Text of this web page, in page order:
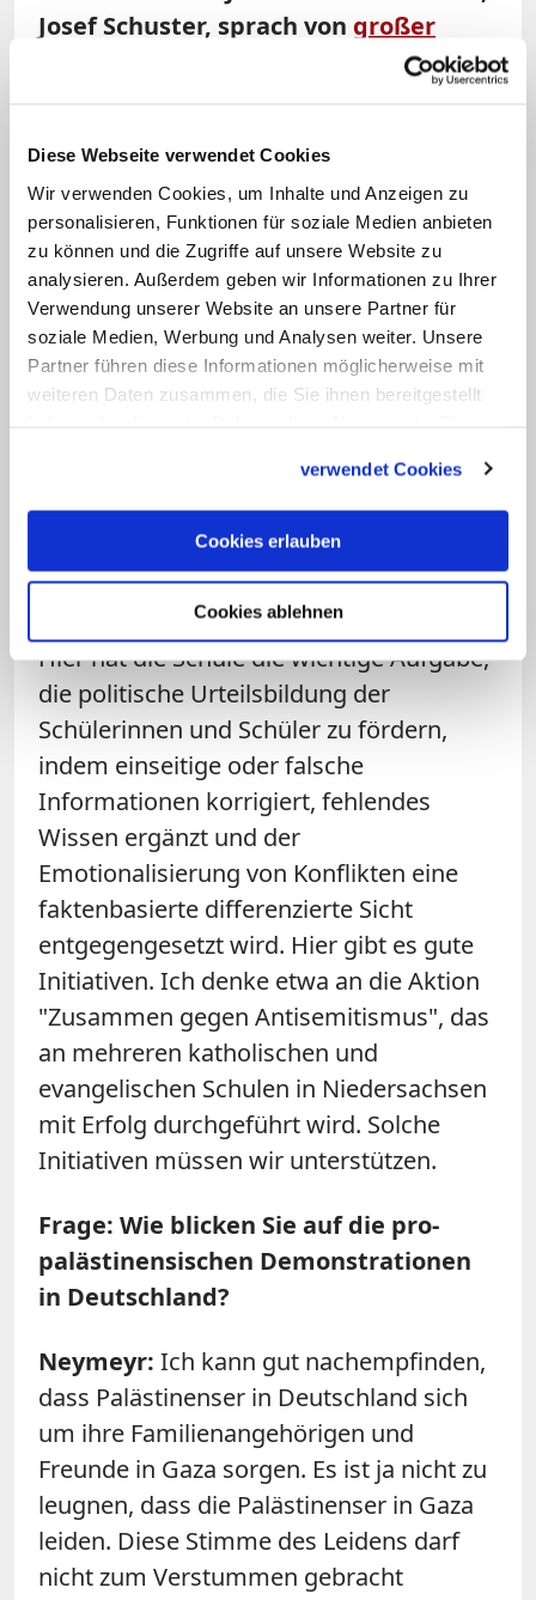
Diese Webseite verwendet Cookies
Wir verwenden Cookies, um Inhalte und Anzeigen zu
personalisieren, Funktionen für soziale Medien anbieten
zu können und die Zugriffe auf unsere Website zu
analysieren. Außerdem geben wir Informationen zu Ihrer
Verwendung unserer Website an unsere Partner für
soziale Medien, Werbung und Analysen weiter. Unsere
Partner führen diese Informationen möglicherweise mit
weiteren Daten zusammen, die Sie ihnen bereitgestellt
verwendet Cookies
Cookies erlauben
Cookies ablehnen
Josef Schuster, sprach von großer
Sicherheitsvorkehrungen wurden
darauf?
Neymeyr:Es ist zweifellos richtig, die
Sicherheitsvorkehrungen vor jüdischen
Einrichtungen zu verstärken und so
jüdisches Leben zu schützen. Aber
langfristig müssen wir zu einer Situation
notwendig sind. Das wird uns nur
gelingen, wenn wir den Kampf gegen
Antisemitismus noch intensiver führen
als bislang.
Hier hat die Schule die wichtige Aufgabe,
die politische Urteilsbildung der
Schülerinnen und Schüler zu fördern,
indem einseitige oder falsche
Informationen korrigiert, fehlendes
Wissen ergänzt und der
Emotionalisierung von Konflikten eine
faktenbasierte differenzierte Sicht
entgegengesetzt wird. Hier gibt es gute
Initiativen. Ich denke etwa an die Aktion
"Zusammen gegen Antisemitismus", das
an mehreren katholischen und
evangelischen Schulen in Niedersachsen
mit Erfolg durchgeführt wird. Solche
Initiativen müssen wir unterstützen.
Frage: Wie blicken Sie auf die pro-
palästinensischen Demonstrationen
in Deutschland?
Neymeyr: Ich kann gut nachempfinden,
dass Palästinenser in Deutschland sich
um ihre Familienangehörigen und
Freunde in Gaza sorgen. Es ist ja nicht zu
leugnen, dass die Palästinenser in Gaza
leiden. Diese Stimme des Leidens darf
nicht zum Verstummen gebracht